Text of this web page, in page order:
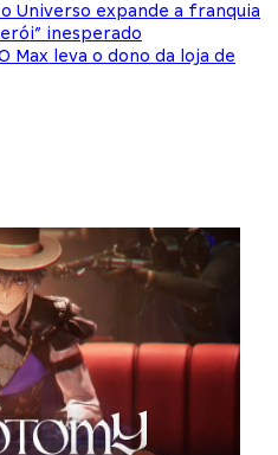
Universo expande a franquia
inesperado
Max leva o dono da loja de